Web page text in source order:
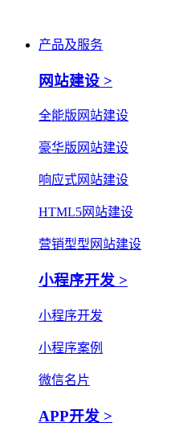
产品及服务
网站建设 >
全能版网站建设
豪华版网站建设
响应式网站建设
HTML5网站建设
营销型型网站建设
小程序开发 >
小程序开发
小程序案例
微信名片
APP开发 >